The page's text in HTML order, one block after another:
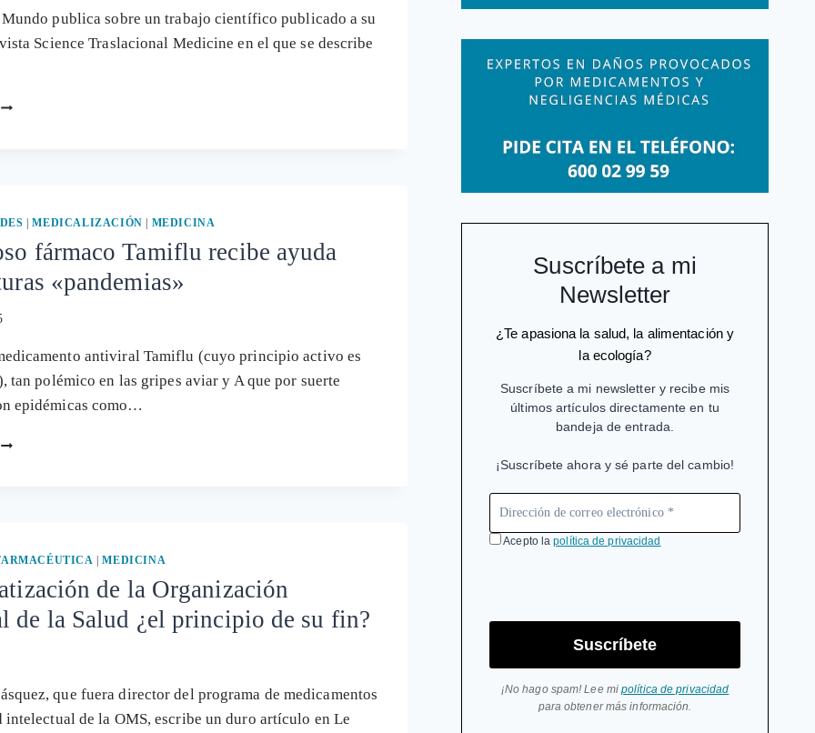
publica sobre un trabajo científico publicado a su
Science Traslacional Medicine en el que se describe
CONFIRMAN
|MEDICALIZACIÓN | MEDICINA
fármaco Tamiflu recibe ayuda
«pandemias»
antiviral Tamiflu (cuyo principio activo es
tan polémico en las gripes aviar y A que por suerte
epidémicas como…
EL
|MEDICINA
de la Organización
de la Salud ¿el principio de su fin?
que fuera director del programa de medicamentos
intelectual de la OMS, escribe un duro artículo en Le
Suscríbete a mi
Newsletter
¿Te apasiona la salud, la alimentación y
la ecología?
Suscríbete a mi newsletter y recibe mis
últimos artículos directamente en tu
bandeja de entrada.
¡Suscríbete ahora y sé parte del cambio!
Acepto lapolítica de privacidad
Suscríbete
¡No hago spam! Lee mipolítica de privacidad
para obtener más información.